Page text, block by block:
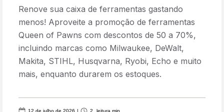
Renove sua caixa de ferramentas gastando
menos! Aproveite a promoção de ferramentas
Queen of Pawns com descontos de 50 a 70%,
incluindo marcas como Milwaukee, DeWalt,
Makita, STIHL, Husqvarna, Ryobi, Echo e muito
mais, enquanto durarem os estoques.
12 de julho de 2026 | 2 leitura min